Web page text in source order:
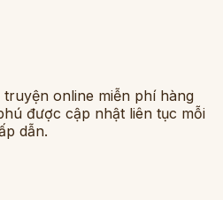
online miễn phí hàng
được cập nhật liên tục mỗi
dẫn.